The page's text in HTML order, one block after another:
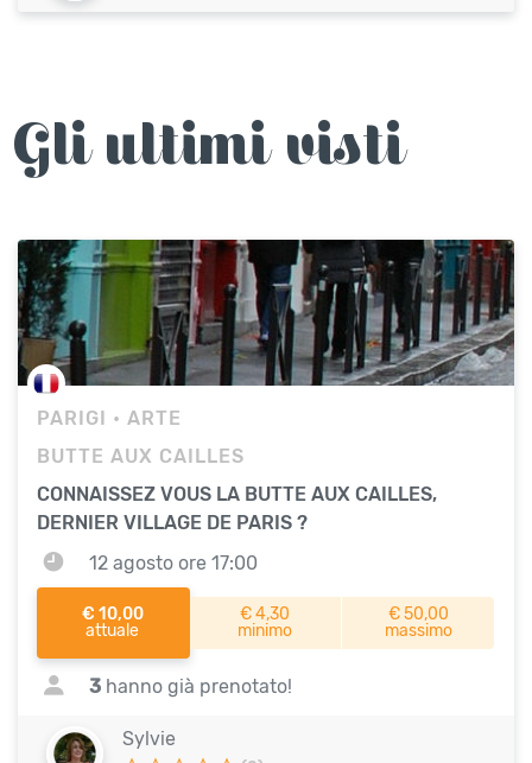
Gli ultimi visti
PARIGI • ARTE
BUTTE AUX CAILLES
CONNAISSEZ VOUS LA BUTTE AUX CAILLES,
DERNIER VILLAGE DE PARIS ?
12 agosto ore 17:00
€ 10,00
attuale
€ 4,30
minimo
€ 50,00
massimo
3 hanno già prenotato!
Sylvie